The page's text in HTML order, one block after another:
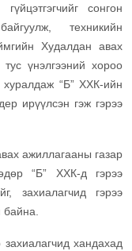
сонгон
техникийн
Худалдан авах
үнэлгээний хороо
“Б” ХХК-ийн
ирүүлсэн гэж гэрээ
ажиллагааны газар
“Б” ХХК-д гэрээ
захиалагчид гэрээ
байна.
хандахад